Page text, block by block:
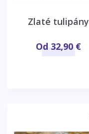
Zlaté tulipány
Od 32,90 €